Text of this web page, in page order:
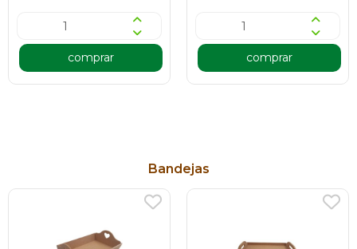
comprar comprar
Bandejas